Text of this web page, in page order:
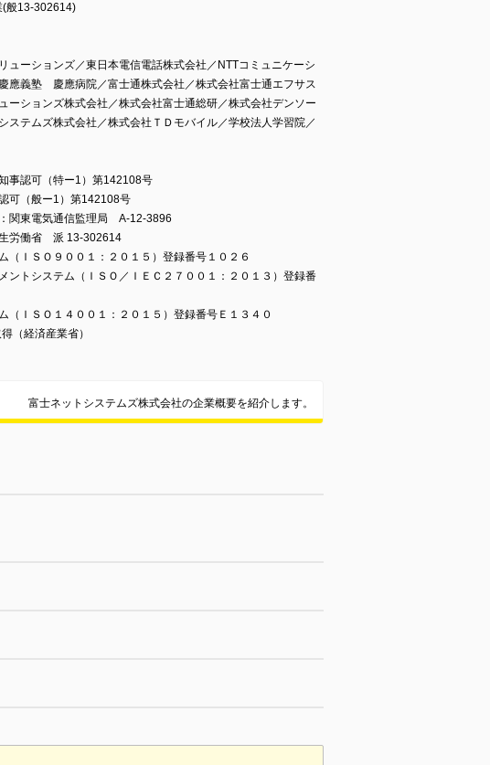
(般13-302614)
ューションズ／東日本電信電話株式会社／NTTコミュニケーシ
應義塾 慶應病院／富士通株式会社／株式会社富士通エフサス
ーションズ株式会社／株式会社富士通総研／株式会社デンソー
ステムズ株式会社／株式会社ＴＤモバイル／学校法人学習院／
事認可（特ー1）第142108号
可（般ー1）第142108号
関東電気通信監理局 A-12-3896
労働省 派 13-302614
ＩＳＯ９００１：２０１５）登録番号１０２６
ントシステム（ＩＳＯ／ＩＥＣ２７００１：２０１３）登録番
ＩＳＯ１４００１：２０１５）登録番号Ｅ１３４０
（経済産業省）
富士ネットシステムズ株式会社の企業概要を紹介します。